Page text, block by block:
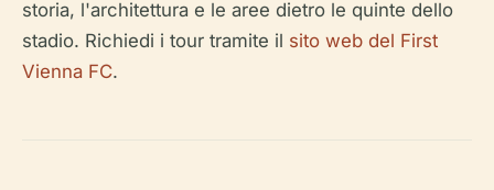
storia, l'architettura e le aree dietro le quinte dello
stadio. Richiedi i tour tramite il sito web del First
Vienna FC.